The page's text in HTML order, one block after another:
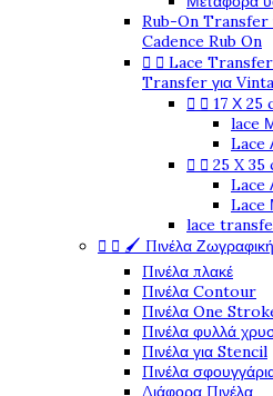
Rub-On Transfer
Cadence Rub On
  Lace Transfer
Transfer για
  17 Χ 25
lace
Lace
  25 X
Lace
Lace
lace
  🖌️ Πινέλα
Πινέλα πλακέ
Πινέλα Contour
Πινέλα One
Πινέλα φυλλά
Πινέλα για Stencil
Πινέλα
Διάφορα Πινέλα